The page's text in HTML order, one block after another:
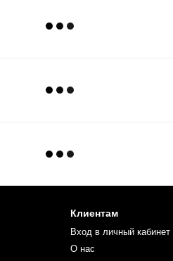
Клиентам
Вход в личный кабинет
О нас